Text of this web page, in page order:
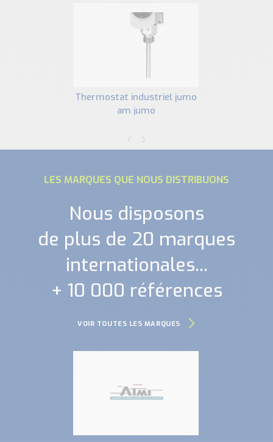
thermostat industriel jumo
am jumo
LES MARQUES QUE NOUS DISTRIBUONS
Nous disposons
de plus de 20 marques
internationales...
+ 10 000 références
VOIR TOUTES LES MARQUES